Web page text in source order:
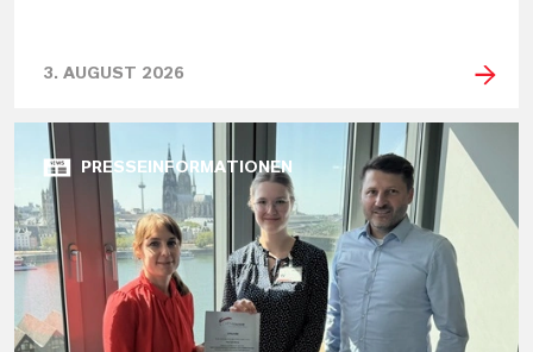
3. AUGUST 2026
PRESSEINFORMATIONEN